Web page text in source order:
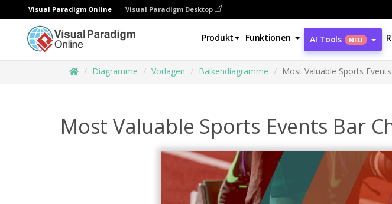
Visual Paradigm Online Visual Paradigm Desktop
Produkt Funktionen AI Tools NEU
Diagramme Vorlagen Balkendiagramme Most Valuable Sports
Most Valuable Sports Events Bar